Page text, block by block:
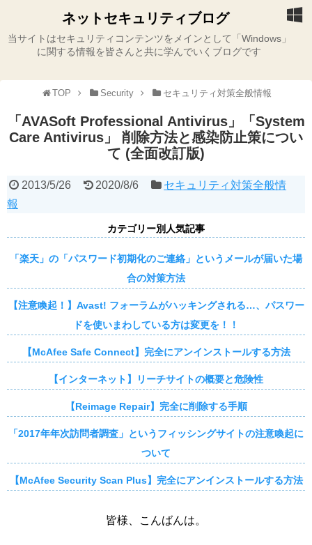
ネットセキュリティブログ
当サイトはセキュリティコンテンツをメインとして「Windows」
に関する情報を皆さんと共に学んでいくブログです
TOP Security セキュリティ対策全般情報
「AVASoft Professional Antivirus」「System
Care Antivirus」 削除方法と感染防止策につい
て (全面改訂版)
2013/5/26 2020/8/6
セキュリティ対策全般情
報
カテゴリー別人気記事
「楽天」の「パスワード初期化のご連絡」というメールが届いた場
合の対策方法
【注意喚起！】Avast! フォーラムがハッキングされる…、パスワー
ドを使いまわしている方は変更を！！
【McAfee Safe Connect】完全にアンインストールする方法
【インターネット】リーチサイトの概要と危険性
【Reimage Repair】完全に削除する手順
「2017年年次訪問者調査」というフィッシングサイトの注意喚起に
ついて
【McAfee Security Scan Plus】完全にアンインストールする方法
皆様、こんばんは。